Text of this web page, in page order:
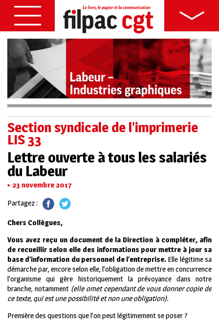
Section syndicale de l’imprimerie
LIS 33
Lettre ouverte à tous les salariés
du Labeur
23 novembre 2017
Partagez :
Chers Collègues,
Vous avez reçu un document de la Direction à compléter, afin
de recueillir selon elle des informations pour mettre à jour sa
base d’information du personnel de l’entreprise. Elle légitime sa
démarche par, encore selon elle, l’obligation de mettre en concurrence
l’organisme qui gère historiquement la prévoyance dans notre
branche, notamment (elle omet cependant de vous donner copie de
ce texte, qui est une possibilité et non une obligation).
Première des questions que l’on peut légitimement se poser ?